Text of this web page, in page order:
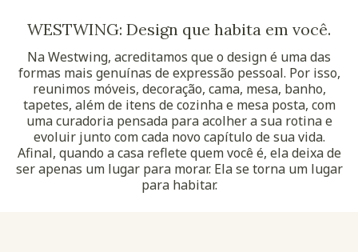
WESTWING: Design que habita em você.
Na Westwing, acreditamos que o design é uma das
formas mais genuínas de expressão pessoal. Por isso,
reunimos móveis, decoração, cama, mesa, banho,
tapetes, além de itens de cozinha e mesa posta, com
uma curadoria pensada para acolher a sua rotina e
evoluir junto com cada novo capítulo de sua vida.
Afinal, quando a casa reflete quem você é, ela deixa de
ser apenas um lugar para morar. Ela se torna um lugar
para habitar.